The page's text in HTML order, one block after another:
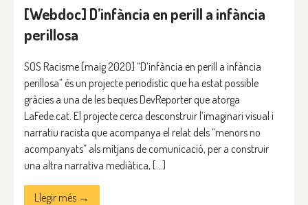
[Webdoc] D’infància en perill a infància
perillosa
SOS Racisme [maig 2020] “D’infància en perill a infància
perillosa” és un projecte periodístic que ha estat possible
gràcies a una de les beques DevReporter que atorga
LaFede.cat. El projecte cerca desconstruir l’imaginari visual i
narratiu racista que acompanya el relat dels “menors no
acompanyats” als mitjans de comunicació, per a construir
una altra narrativa mediàtica, […]
Llegir més →